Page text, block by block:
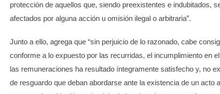
protección de aquellos que, siendo preexistentes e indubitados,
afectados por alguna acción u omisión ilegal o arbitraria”.
Junto a ello, agrega que “sin perjuicio de lo razonado, cabe
conforme a lo expuesto por las recurridas, el incumplimiento en
las remuneraciones ha resultado íntegramente satisfecho y, no
de resguardo que deban abordarse ante la existencia de un acto